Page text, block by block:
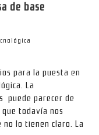
de base
para la puesta en
La
puede parecer de
todavía nos
no lo tienen claro. La